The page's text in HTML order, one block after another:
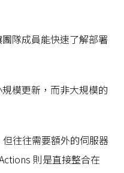
隊成員能快速了解部署
模更新，而非大規模的
往往需要額外的伺服器
則是直接整合在